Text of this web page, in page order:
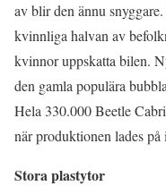
av blir den ännu
kvinnliga halvan av
kvinnor uppskatta bilen.
den gamla populära
Hela 330.000 Beetle
när produktionen lades
Stora plastytor